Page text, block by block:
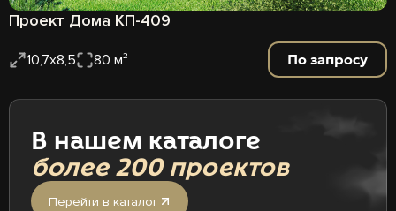
Проект Дома КП-409
10,7х8,5 80 м² По запросу
В нашем каталоге
более 200 проектов
Перейти в каталог